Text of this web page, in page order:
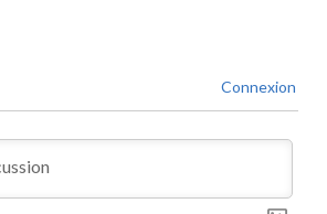
Connexion